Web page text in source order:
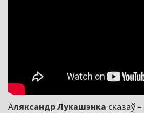
Аляксандр Лукашэнка сказаў